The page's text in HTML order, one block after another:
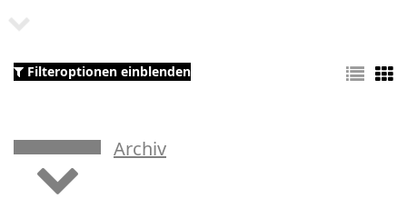
Filteroptionen einblenden
Archiv